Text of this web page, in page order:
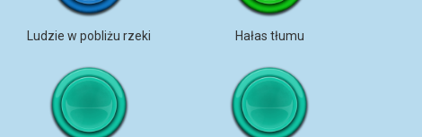
Ludzie w pobliżu rzeki Hałas tłumu